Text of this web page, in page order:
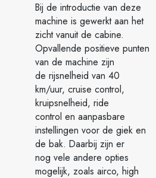
Bij de introductie van deze
machine is gewerkt aan het
zicht vanuit de cabine.
Opvallende positieve punten
van de machine zijn
de rijsnelheid van 40
km/uur, cruise control,
kruipsnelheid, ride
control en aanpasbare
instellingen voor de giek en
de bak. Daarbij zijn er
nog vele andere opties
mogelijk, zoals airco, high